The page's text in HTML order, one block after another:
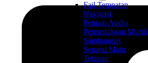
Fail Tempatan
Navigasi
Pemain Audio
Perpustakaan Muzik
Sambungan
Senarai Main
Tetapan